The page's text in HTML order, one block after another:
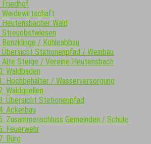
Weidewirtschaft
Wald
/ Kohleabbau
Stationenpfad / Weinbau
Steige / Vereine Heutensbach
Waldbaden
Hochbehälter / Wasserversorgung
Waldquellen
Übersicht Stationenpfad
Ackerbau
Zusammenschluss Gemeinden / Schule
Feuerwehr
Bürg